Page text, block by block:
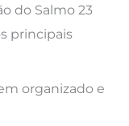
do Salmo 23
principais
organizado e